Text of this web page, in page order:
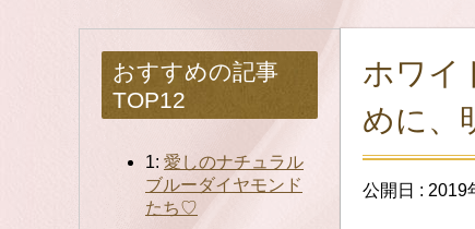
おすすめの記事
TOP12
1: 愛しのナチュラル
ブルーダイヤモンド
たち♡
ホワイ
めに、
公開日 : 2019